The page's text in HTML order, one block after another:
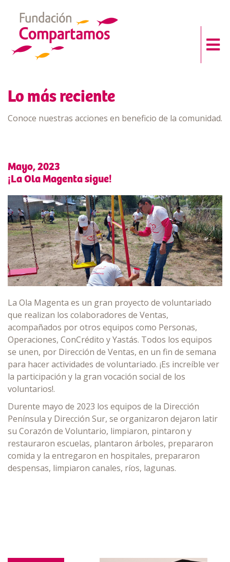
Lo más reciente
Conoce nuestras acciones en beneficio de la comunidad.
Mayo, 2023
¡La Ola Magenta sigue!
La Ola Magenta es un gran proyecto de voluntariado
que realizan los colaboradores de Ventas,
acompañados por otros equipos como Personas,
Operaciones, ConCrédito y Yastás. Todos los equipos
se unen, por Dirección de Ventas, en un fin de semana
para hacer actividades de voluntariado. ¡Es increíble ver
la participación y la gran vocación social de los
voluntarios!.
Durente mayo de 2023 los equipos de la Dirección
Península y Dirección Sur, se organizaron dejaron latir
su Corazón de Voluntario, limpiaron, pintaron y
restauraron escuelas, plantaron árboles, prepararon
comida y la entregaron en hospitales, prepararon
despensas, limpiaron canales, ríos, lagunas.